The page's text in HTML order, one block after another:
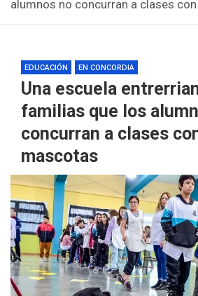
alumnos no concurran a clases
EDUCACIÓN EN CONCORDIA
Una escuela
familias que los
concurran a clases
mascotas